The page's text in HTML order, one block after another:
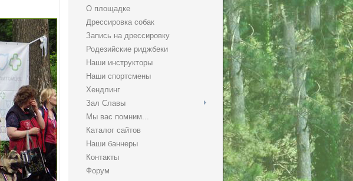
О площадке
Дрессировка собак
Запись на дрессировку
Родезийские риджбеки
Наши инструкторы
Наши спортсмены
Хендлинг
Зал Славы
Мы вас помним...
Каталог сайтов
Наши баннеры
Контакты
Форум